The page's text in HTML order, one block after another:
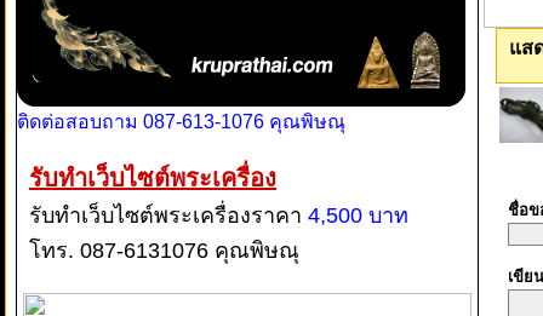
ติดต่อสอบถาม 087-613-1076 คุณพิษณุ
รับทำเว็บไซต์พระเครื่อง
รับทำเว็บไซต์พระเครื่องราคา 4,500 บาท
โทร. 087-6131076 คุณพิษณุ
แส
ชื่อ
เขีย